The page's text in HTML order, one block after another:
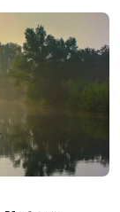
geld na de